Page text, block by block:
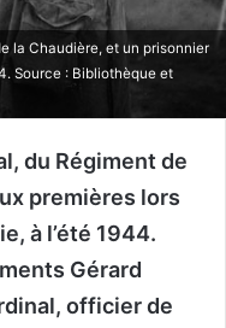
la Chaudière, et un prisonnier
Source : Bibliothèque et
du Régiment de
premières lors
à l’été 1944.
Gérard
officier de